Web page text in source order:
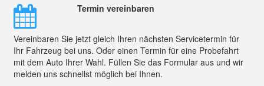
Termin vereinbaren
Vereinbaren Sie jetzt gleich Ihren nächsten Servicetermin für
Ihr Fahrzeug bei uns. Oder einen Termin für eine Probefahrt
mit dem Auto Ihrer Wahl. Füllen Sie das Formular aus und wir
melden uns schnellst möglich bei Ihnen.